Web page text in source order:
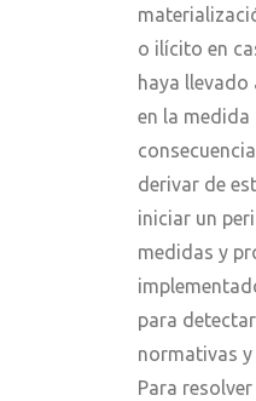
o ilícito en
haya
en la medida
derivar de
iniciar un
medidas y
para
normativas
Para